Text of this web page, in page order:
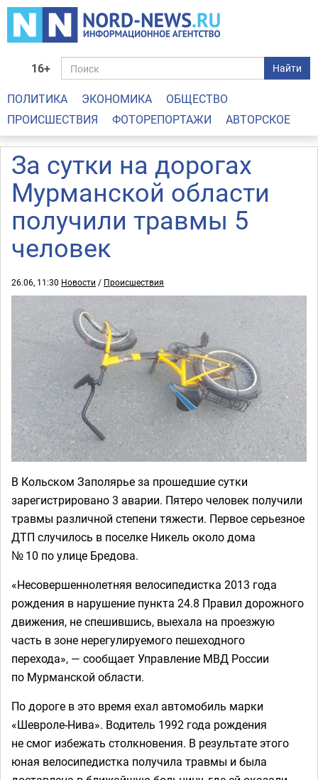
16+ Найти
ПОЛИТИКА ЭКОНОМИКА
ОБЩЕСТВО
ПРОИСШЕСТВИЯ
ФОТОРЕПОРТАЖИ АВТОРСКОЕ
За сутки на дорогах
Мурманской области
получили травмы 5
человек
26.06, 11:30 Новости / Происшествия
В Кольском Заполярье за прошедшие сутки
зарегистрировано 3 аварии. Пятеро человек получили
травмы различной степени тяжести. Первое серьезное
ДТП случилось в поселке Никель около дома
№ 10 по улице Бредова.
«Несовершеннолетняя велосипедистка 2013 года
рождения в нарушение пункта 24.8 Правил дорожного
движения, не спешившись, выехала на проезжую
часть в зоне нерегулируемого пешеходного
перехода», — сообщает Управление МВД России
по Мурманской области.
По дороге в это время ехал автомобиль марки
«Шевроле-Нива». Водитель 1992 года рождения
не смог избежать столкновения. В результате этого
юная велосипедистка получила травмы и была